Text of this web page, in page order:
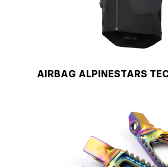
AIRBAG ALPINESTARS